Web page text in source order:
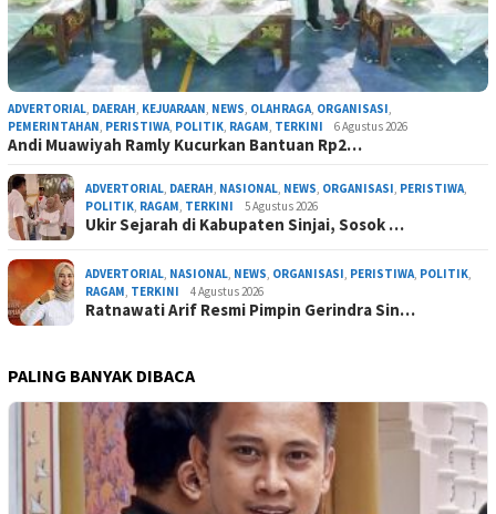
ADVERTORIAL, DAERAH, KEJUARAAN, NEWS, OLAHRAGA, ORGANISASI,
PEMERINTAHAN, PERISTIWA, POLITIK, RAGAM, TERKINI 6 Agustus 2026
Andi Muawiyah Ramly Kucurkan Bantuan Rp2…
ADVERTORIAL, DAERAH, NASIONAL, NEWS, ORGANISASI, PERISTIWA,
POLITIK, RAGAM, TERKINI 5 Agustus 2026
Ukir Sejarah di Kabupaten Sinjai, Sosok …
ADVERTORIAL, NASIONAL, NEWS, ORGANISASI, PERISTIWA, POLITIK,
RAGAM, TERKINI 4 Agustus 2026
Ratnawati Arif Resmi Pimpin Gerindra Sin…
PALING BANYAK DIBACA